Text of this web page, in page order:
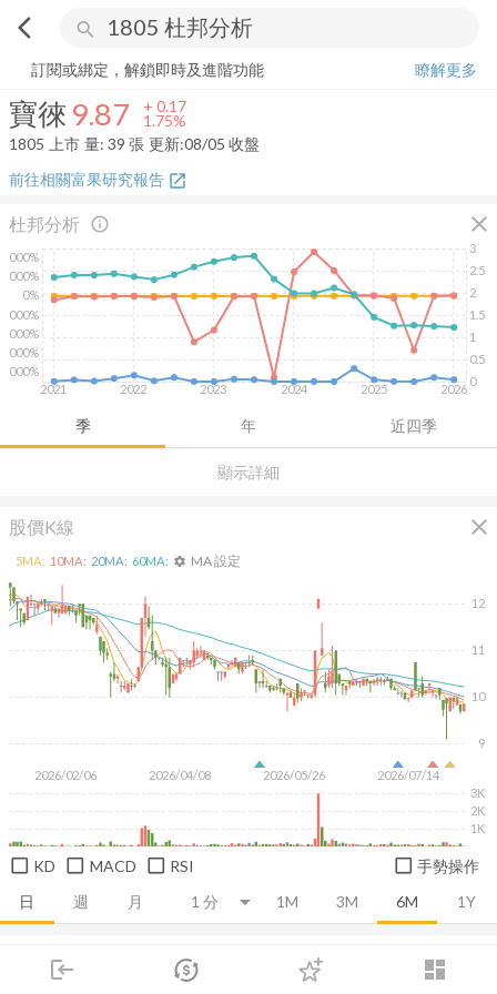
arrow_back_ios search
login dashboard
市場 登入
寶徠 + 1.75%
訂閱或綁定，解鎖即時及進階功能
瞭解更多
寶徠 9.87 + 0.17
1.75%
1805
上市 量: 39 張 更新:08/05 收盤
前往相關富果研究報告 open_in_new
杜邦分析 close
顯示詳細
info_outline
季 年 近四季
2021 2022 2023 2024 2025 2026
0
0.5
1
1.5
2
2.5
3
0%
1000%
2000%
股價K線 close
日 週 月 1M 3M 6M 1Y
2026/02/06 2026/04/08 2026/05/26 2026/07/14
9
10
11
12
1K
2K
3K
5MA: 10MA: 20MA: 60MA: settings MA 設定
KD MACD RSI 手勢操作
推薦卡片 消息面 財務報